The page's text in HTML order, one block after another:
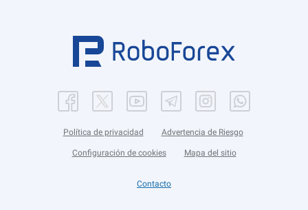
Política de privacidad Advertencia de Riesgo
Configuración de cookies Mapa del sitio
Contacto